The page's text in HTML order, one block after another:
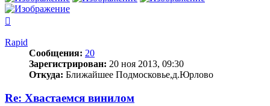
началу
Rapid
Сообщения: 20
Зарегистрирован: 20 ноя 2013, 09:30
Откуда: Ближайшее Подмосковье,д.Юрлово
Re: Хвастаемся винилом